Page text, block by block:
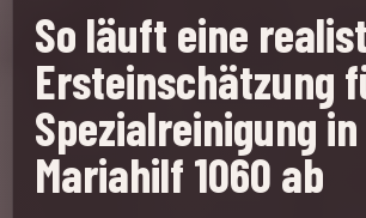
So läuft eine
Ersteinschätzung
Spezialreinigung in
Mariahilf 1060 ab